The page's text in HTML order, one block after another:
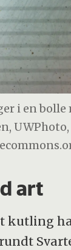
i en bolle
UWPhoto,
art
kutling